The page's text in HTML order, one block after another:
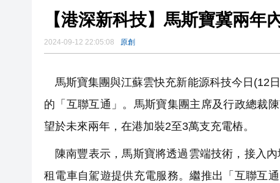
【港深新科技】馬斯寶冀兩年
2024-09-12 22:05:08 原創
馬斯寶集團與江蘇雲快充新能源科技今日(12
的「互聯互通」。馬斯寶集團主席及行政總裁
望於未來兩年，在港加裝2至3萬支充電樁。
陳南豐表示，馬斯寶將透過雲端技術，接入
租電車自駕遊提供充電服務。繼推出「互聯互